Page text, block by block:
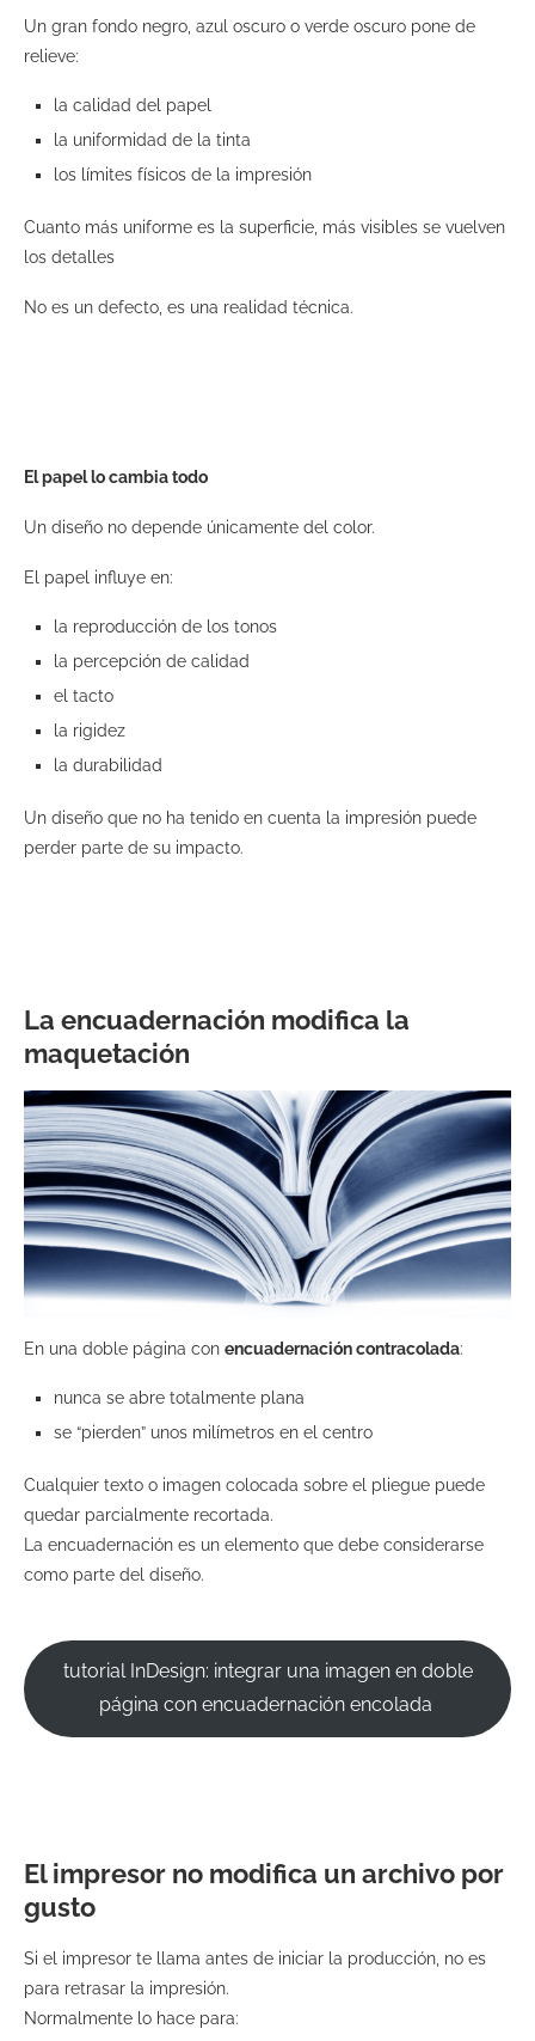
Un gran fondo negro, azul oscuro o verde oscuro pone de
relieve:
la calidad del papel
la uniformidad de la tinta
los límites físicos de la impresión
Cuanto más uniforme es la superficie, más visibles se vuelven
los detalles
No es un defecto, es una realidad técnica.
El papel lo cambia todo
Un diseño no depende únicamente del color.
El papel influye en:
la reproducción de los tonos
la percepción de calidad
el tacto
la rigidez
la durabilidad
Un diseño que no ha tenido en cuenta la impresión puede
perder parte de su impacto.
La encuadernación modifica la
maquetación
En una doble página con encuadernación contracolada:
nunca se abre totalmente plana
se “pierden” unos milímetros en el centro
Cualquier texto o imagen colocada sobre el pliegue puede
quedar parcialmente recortada.
La encuadernación es un elemento que debe considerarse
como parte del diseño.
tutorial InDesign: integrar una imagen en doble
página con encuadernación encolada
El impresor no modifica un archivo por
gusto
Si el impresor te llama antes de iniciar la producción, no es
para retrasar la impresión.
Normalmente lo hace para: